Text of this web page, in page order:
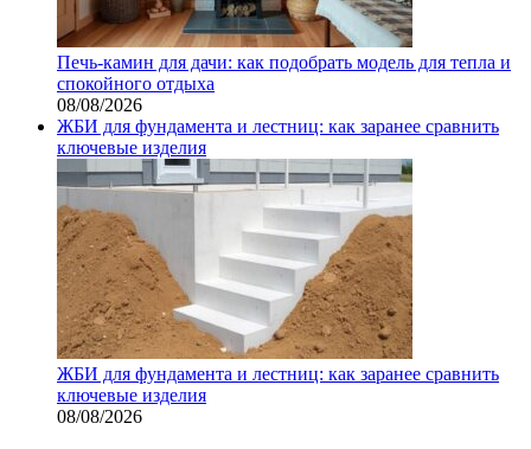
Печь-камин для дачи: как подобрать модель для тепла и
спокойного отдыха
08/08/2026
ЖБИ для фундамента и лестниц: как заранее сравнить
ключевые изделия
ЖБИ для фундамента и лестниц: как заранее сравнить
ключевые изделия
08/08/2026